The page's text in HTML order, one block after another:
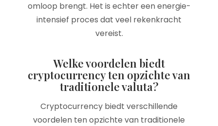
omloop brengt. Het is echter een energie-
intensief proces dat veel rekenkracht
vereist.
Welke voordelen biedt
cryptocurrency ten opzichte van
traditionele valuta?
Cryptocurrency biedt verschillende
voordelen ten opzichte van traditionele